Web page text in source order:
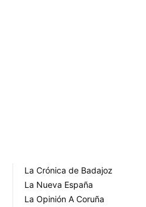
La Crónica de Badajoz
La Nueva España
La Opinión A Coruña